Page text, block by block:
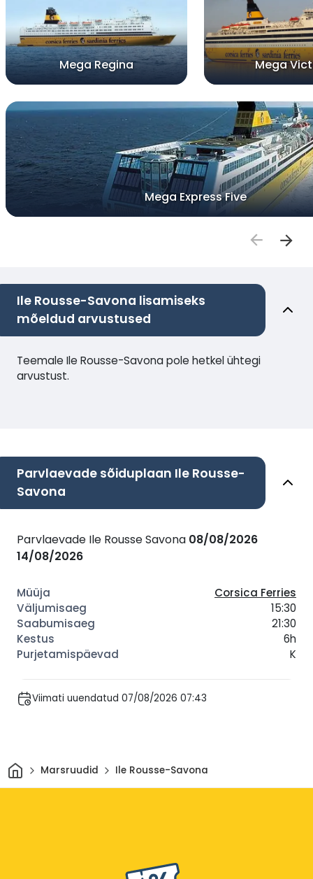
Mega Regina Mega
Mega Express Five
Ile Rousse-Savona lisamiseks
mõeldud arvustused
Teemale Ile Rousse-Savona pole hetkel ühtegi
arvustust.
Parvlaevade sõiduplaan Ile Rousse-
Savona
Parvlaevade Ile Rousse Savona 08/08/2026
14/08/2026
Corsica Ferries
15:30
21:30
6h
K
Viimati uuendatud 07/08/2026 07:43
Avaleht
Marsruudid Ile Rousse-Savona